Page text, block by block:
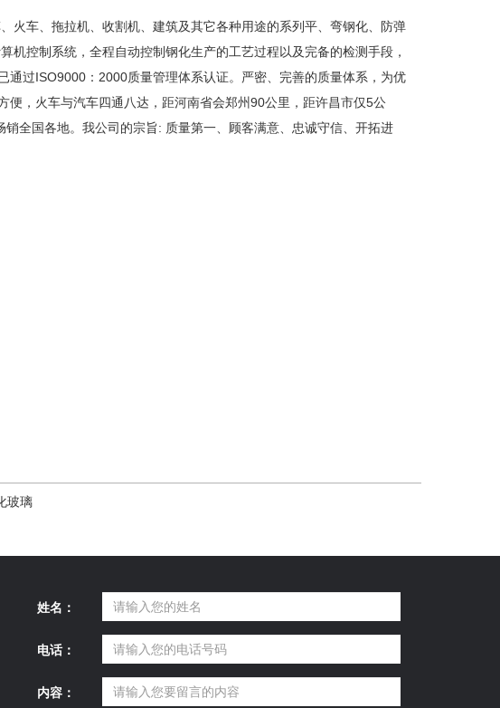
车、拖拉机、收割机、建筑及其它各种用途的系列平、弯钢化、防弹
控制系统，全程自动控制钢化生产的工艺过程以及完备的检测手段，
过ISO9000：2000质量管理体系认证。严密、完善的质量体系，为优
，火车与汽车四通八达，距河南省会郑州90公里，距许昌市仅5公
全国各地。我公司的宗旨: 质量第一、顾客满意、忠诚守信、开拓进
玻璃
姓名：
电话：
内容：